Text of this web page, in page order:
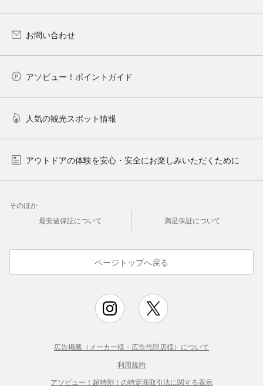
お問い合わせ
アソビュー！ポイントガイド
人気の観光スポット情報
アウトドアの体験を安心・安全にお楽しみいただくために
そのほか
最安値保証について
満足保証について
ページトップへ戻る
広告掲載（メーカー様・広告代理店様）について
利用規約
アソビュー！超特割！の特定商取引法に関する表示